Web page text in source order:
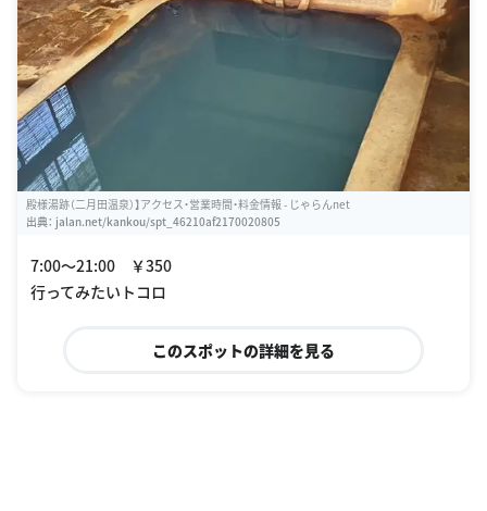
殿様湯跡（二月田温泉）】アクセス・営業時間・料金情報 - じゃらんnet
出典： jalan.net/kankou/spt_46210af2170020805
7:00〜21:00 ￥350
行ってみたいトコロ
このスポットの詳細を見る